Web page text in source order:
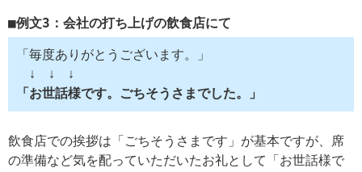
例文3：会社の打ち上げの飲食店にて
「毎度ありがとうございます。」
↓ ↓ ↓
「お世話様です。ごちそうさまでした。」
飲食店での挨拶は「ごちそうさまです」が基本ですが、席
の準備など気を配っていただいたお礼として「お世話様で